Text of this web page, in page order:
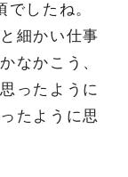
したね。
細かい仕事
なかこう、
ったように
たように思